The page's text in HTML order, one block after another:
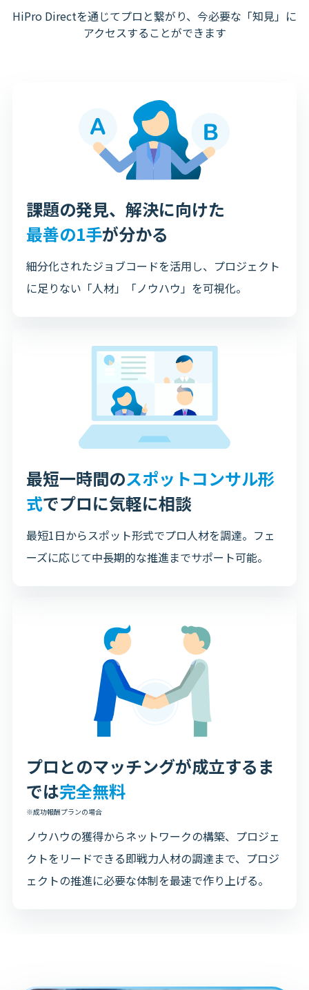
HiPro Directを通じてプロと繋がり、今必要な「知見」に
アクセスすることができます
課題の発見、解決に向けた
最善の1手が分かる
細分化されたジョブコードを活用し、プロジェクト
に足りない「人材」「ノウハウ」を可視化。
最短一時間のスポットコンサル形
式でプロに気軽に相談
最短1日からスポット形式でプロ人材を調達。フェ
ーズに応じて中長期的な推進までサポート可能。
プロとのマッチングが成立するま
では完全無料
※成功報酬プランの場合
ノウハウの獲得からネットワークの構築、プロジェ
クトをリードできる即戦力人材の調達まで、プロジ
ェクトの推進に必要な体制を最速で作り上げる。